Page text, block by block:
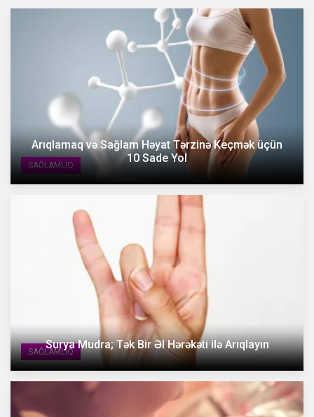
SAĞLAMLIQ
Arıqlamaq və Sağlam Həyat Tərzinə Keçmək üçün
10 Sade Yol
SAĞLAMLIQ
Surya Mudra; Tək Bir Əl Hərəkəti ilə Arıqlayın